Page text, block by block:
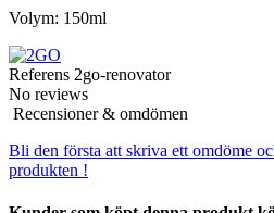
Volym: 150ml
Referens 2go-renovator
No reviews
Recensioner & omdömen
Bli den första att skriva ett omdöme
produkten !